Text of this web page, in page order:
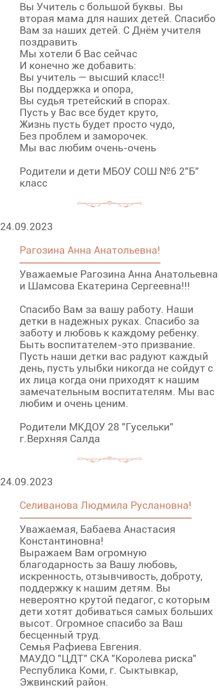
Вы Учитель с большой буквы. Вы
вторая мама для наших детей. Спасибо
Вам за наших детей. С Днём учителя
поздравить
Мы хотели б Вас сейчас
И конечно же добавить:
Вы учитель — высший класс!!
Вы поддержка и опора,
Вы судья третейский в спорах.
Пусть у Вас все будет круто,
Жизнь пусть будет просто чудо,
Без проблем и заморочек.
Мы вас любим очень-очень
Родители и дети МБОУ СОШ №6 2"Б"
класс
24.09.2023
Рагозина Анна Анатольевна!
Уважаемые Рагозина Анна Анатольевна
и Шамсова Екатерина Сергеевна!!!
Спасибо Вам за вашу работу. Наши
детки в надежных руках. Спасибо за
заботу и любовь к каждому ребенку.
Быть воспитателем-это призвание.
Пусть наши детки вас радуют каждый
день, пусть улыбки никогда не сойдут с
их лица когда они приходят к нашим
замечательным воспитателям. Мы вас
любим и очень ценим.
Родители МКДОУ 28 "Гусельки"
г.Верхняя Салда
24.09.2023
Селиванова Людмила Руслановна!
Уважаемая, Бабаева Анастасия
Константиновна!
Выражаем Вам огромную
благодарность за Вашу любовь,
искренность, отзывчивость, доброту,
поддержку к нашим детям. Вы
невероятно крутой педагог, с которым
дети хотят добиваться самых больших
высот. Огромное спасибо за Ваш
бесценный труд.
Семья Рафиева Евгения.
МАУДО "ЦДТ" СКА "Королева риска"
Республика Коми, г. Сыктывкар,
Эжвинский район.